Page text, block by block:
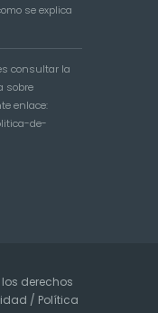
se explica
consultar la
sobre
enlace:
de-
derechos
/ Política